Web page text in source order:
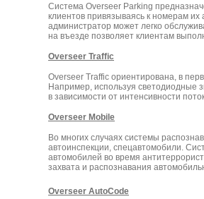
Система Overseer Parking
клиентов привязываясь к номерам
администратор может легко
на въезде позволяет клиентам
Overseer Traffic
Overseer Traffic ориентирована, в
Например, используя светодиодные
в зависимости от интенсивности
Overseer Mobile
Во многих случаях системы
автоинспекции, спецавтомобили.
автомобилей во время
захвата и распознавания
Overseer AutoCode